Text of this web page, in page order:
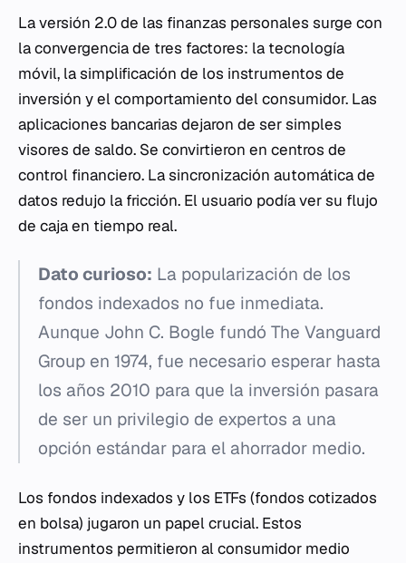
La versión 2.0 de las finanzas personales surge con
la convergencia de tres factores: la tecnología
móvil, la simplificación de los instrumentos de
inversión y el comportamiento del consumidor. Las
aplicaciones bancarias dejaron de ser simples
visores de saldo. Se convirtieron en centros de
control financiero. La sincronización automática de
datos redujo la fricción. El usuario podía ver su flujo
de caja en tiempo real.
Dato curioso: La popularización de los
fondos indexados no fue inmediata.
Aunque John C. Bogle fundó The Vanguard
Group en 1974, fue necesario esperar hasta
los años 2010 para que la inversión pasara
de ser un privilegio de expertos a una
opción estándar para el ahorrador medio.
Los fondos indexados y los ETFs (fondos cotizados
en bolsa) jugaron un papel crucial. Estos
instrumentos permitieron al consumidor medio